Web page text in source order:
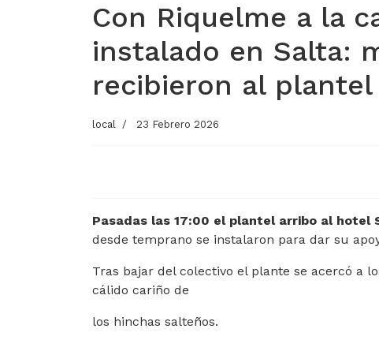
Con Riquelme a la
instalado en Salta:
recibieron al plantel
local 23 Febrero 2026
Pasadas las 17:00 el plantel arribo al hotel
desde temprano se instalaron para dar su
Tras bajar del colectivo el plante se acercó a
cálido cariño de
los hinchas salteños.